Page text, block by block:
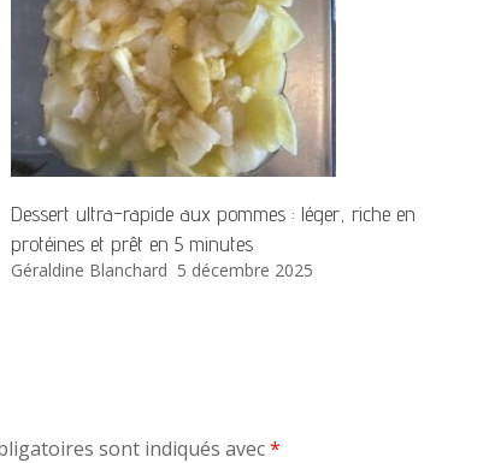
Dessert ultra-rapide aux pommes : léger, riche en
protéines et prêt en 5 minutes
Géraldine Blanchard 5 décembre 2025
sont indiqués avec*